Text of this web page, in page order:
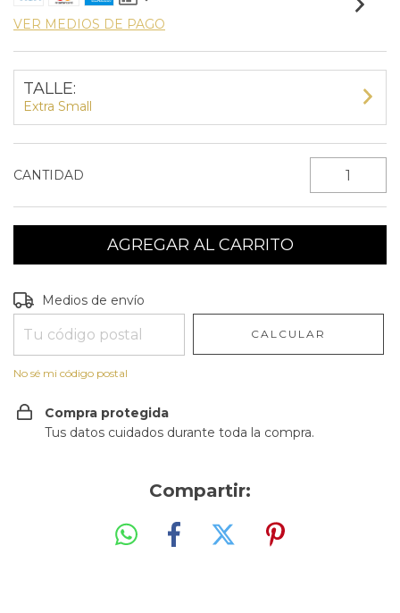
VER MEDIOS DE PAGO
TALLE:
Extra Small
CANTIDAD
Entregas para el CP:
Medios de envío
CALCULAR
No sé mi código postal
Compra protegida
Tus datos cuidados durante toda la compra.
Compartir: